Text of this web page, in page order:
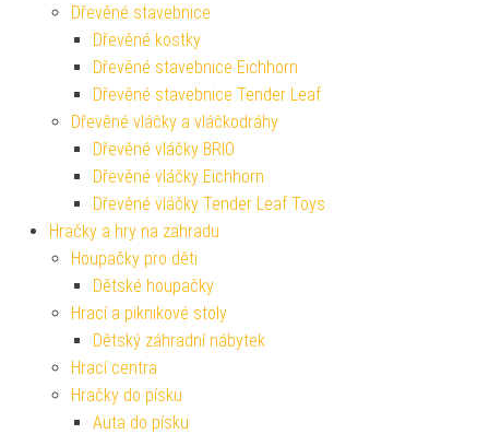
Dřevěné stavebnice
Dřevěné kostky
Dřevěné stavebnice Eichhorn
Dřevěné stavebnice Tender Leaf
Dřevěné vláčky a vláčkodráhy
Dřevěné vláčky BRIO
Dřevěné vláčky Eichhorn
Dřevěné vláčky Tender Leaf Toys
Hračky a hry na zahradu
Houpačky pro děti
Dětské houpačky
Hrací a piknikové stoly
Dětský záhradní nábytek
Hrací centra
Hračky do písku
Auta do písku